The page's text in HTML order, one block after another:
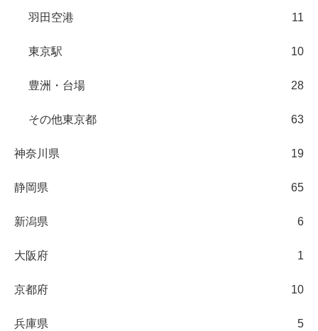
羽田空港 11
東京駅 10
豊洲・台場 28
その他東京都 63
神奈川県 19
静岡県 65
新潟県 6
大阪府 1
京都府 10
兵庫県 5